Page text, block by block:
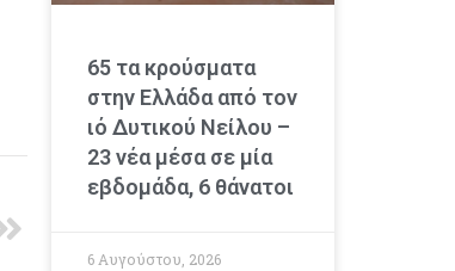
65 τα κρούσματα
στην Ελλάδα από τον
ιό Δυτικού Νείλου –
23 νέα μέσα σε μία
εβδομάδα, 6 θάνατοι
6 Αυγούστου, 2026